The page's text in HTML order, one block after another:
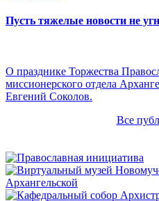
Пусть тяжелые новости не
О празднике Торжества
миссионерского отдела
Евгений Соколов.
Все